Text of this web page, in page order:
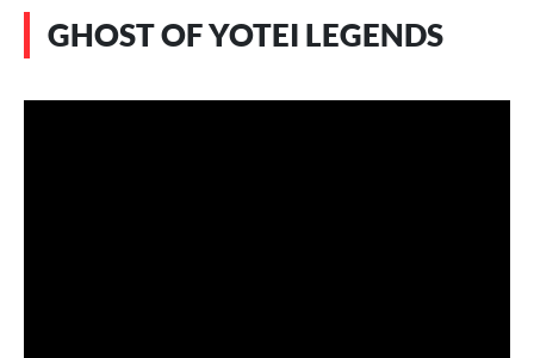
GHOST OF YOTEI LEGENDS